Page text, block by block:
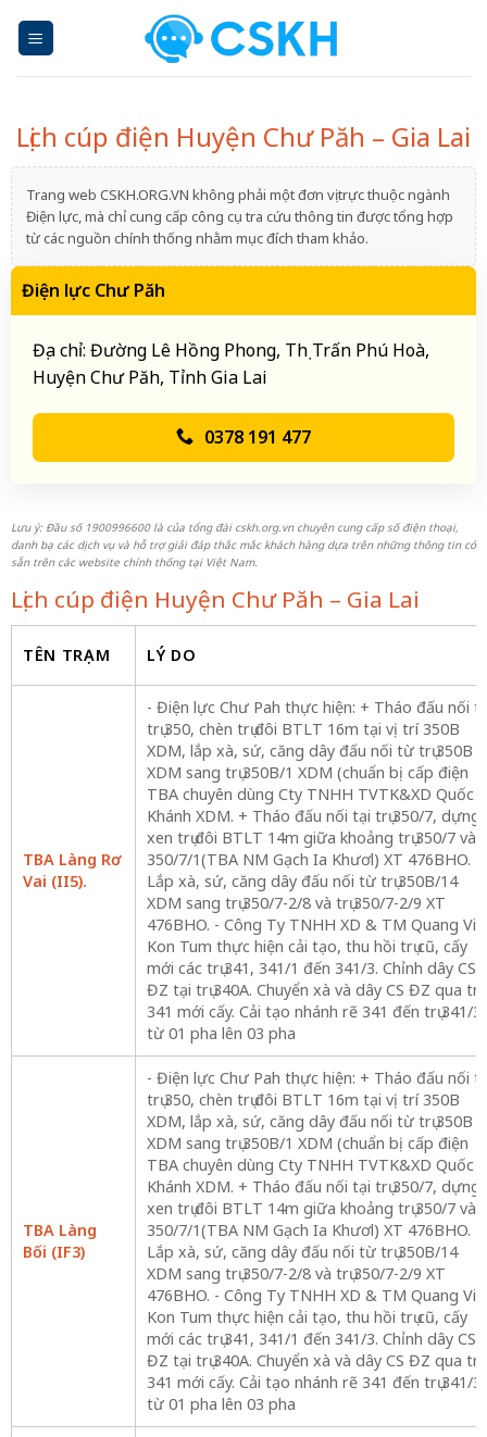
Lịch cúp điện Huyện Chư Păh – Gia Lai
Trang web CSKH.ORG.VN không phải một đơn vị trực thuộc ngành
Điện lực, mà chỉ cung cấp công cụ tra cứu thông tin được tổng hợp
từ các nguồn chính thống nhằm mục đích tham khảo.
Điện lực Chư Păh
Địa chỉ: Đường Lê Hồng Phong, Thị Trấn Phú Hoà,
Huyện Chư Păh, Tỉnh Gia Lai
0378 191 477
Lưu ý: Đầu số 1900996600 là của tổng đài cskh.org.vn chuyên cung cấp số điện thoại,
danh bạ các dịch vụ và hỗ trợ giải đáp thắc mắc khách hàng dựa trên những thông tin có
sẵn trên các website chính thống tại Việt Nam.
Lịch cúp điện Huyện Chư Păh – Gia Lai
TÊN TRẠM LÝ DO
TBA Làng Rơ
Vai (II5).
- Điện lực Chư Pah thực hiện: + Tháo đấu nối
trụ 350, chèn trụ đôi BTLT 16m tại vị trí 350B
XDM, lắp xà, sứ, căng dây đấu nối từ trụ 350B
XDM sang trụ 350B/1 XDM (chuẩn bị cấp điện
TBA chuyên dùng Cty TNHH TVTK&XD Quốc
Khánh XDM. + Tháo đấu nối tại trụ 350/7, dựng
xen trụ đôi BTLT 14m giữa khoảng trụ 350/7 và
350/7/1(TBA NM Gạch Ia Khươl) XT 476BHO. +
Lắp xà, sứ, căng dây đấu nối từ trụ 350B/14
XDM sang trụ 350/7-2/8 và trụ 350/7-2/9 XT
476BHO. - Công Ty TNHH XD & TM Quang
Kon Tum thực hiện cải tạo, thu hồi trụ cũ, cấy
mới các trụ 341, 341/1 đến 341/3. Chỉnh dây CS
ĐZ tại trụ 340A. Chuyển xà và dây CS ĐZ qua trụ
341 mới cấy. Cải tạo nhánh rẽ 341 đến trụ 341/3
từ 01 pha lên 03 pha
TBA Làng
Bối (IF3)
- Điện lực Chư Pah thực hiện: + Tháo đấu nối
trụ 350, chèn trụ đôi BTLT 16m tại vị trí 350B
XDM, lắp xà, sứ, căng dây đấu nối từ trụ 350B
XDM sang trụ 350B/1 XDM (chuẩn bị cấp điện
TBA chuyên dùng Cty TNHH TVTK&XD Quốc
Khánh XDM. + Tháo đấu nối tại trụ 350/7, dựng
xen trụ đôi BTLT 14m giữa khoảng trụ 350/7 và
350/7/1(TBA NM Gạch Ia Khươl) XT 476BHO. +
Lắp xà, sứ, căng dây đấu nối từ trụ 350B/14
XDM sang trụ 350/7-2/8 và trụ 350/7-2/9 XT
476BHO. - Công Ty TNHH XD & TM Quang
Kon Tum thực hiện cải tạo, thu hồi trụ cũ, cấy
mới các trụ 341, 341/1 đến 341/3. Chỉnh dây CS
ĐZ tại trụ 340A. Chuyển xà và dây CS ĐZ qua trụ
341 mới cấy. Cải tạo nhánh rẽ 341 đến trụ 341/3
từ 01 pha lên 03 pha